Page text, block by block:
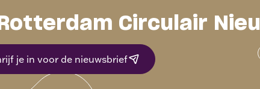
Circulair
je in voor de nieuwsbrief